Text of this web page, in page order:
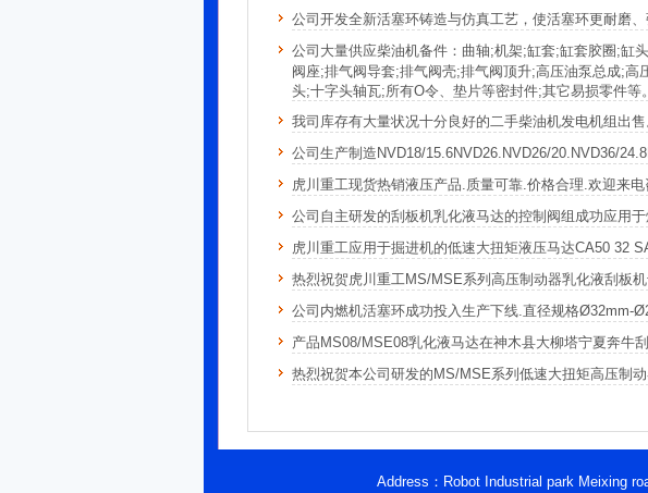
公司开发全新活塞环铸造与仿真工艺，使活塞环更耐磨
公司大量供应柴油机备件：曲轴;机架;缸套;缸套胶圈;缸
阀座;排气阀导套;排气阀壳;排气阀顶升;高压油泵总成;
头;十字头轴瓦;所有O令、垫片等密封件;其它易损零件等。
我司库存有大量状况十分良好的二手柴油机发电机组出售
公司生产制造NVD18/15.6NVD26.NVD26/20.NVD36/
虎川重工现货热销液压产品.质量可靠.价格合理.欢迎来电
公司自主研发的刮板机乳化液马达的控制阀组成功应用
虎川重工应用于掘进机的低速大扭矩液压马达CA50 32
热烈祝贺虎川重工MS/MSE系列高压制动器乳化液刮板
公司内燃机活塞环成功投入生产下线.直径规格Ø32mm-
产品MS08/MSE08乳化液马达在神木县大柳塔宁夏奔牛
热烈祝贺本公司研发的MS/MSE系列低速大扭矩高压制
Address：Robot Industrial park Meixing